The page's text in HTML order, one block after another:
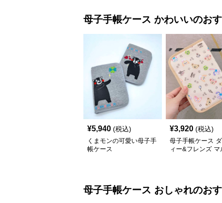
母子手帳ケース かわいいのお
¥5,940 (税込)
くまモンの可愛い母子手
帳ケース
¥3,920 (税込)
母子手帳ケース
ィー&フレンズ マ
母子手帳ケース おしゃれのお